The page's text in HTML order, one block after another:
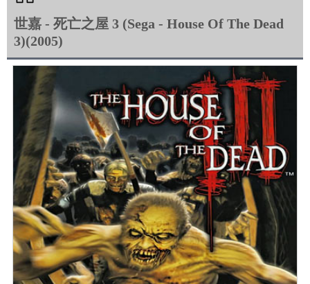
世嘉 - 死亡之屋 3 (Sega - House Of The Dead
3)(2005)